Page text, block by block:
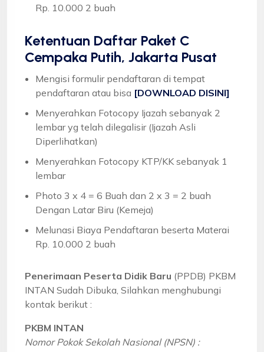
Rp. 10.000 2 buah
Ketentuan Daftar Paket C
Cempaka Putih, Jakarta Pusat
Mengisi formulir pendaftaran di tempat
pendaftaran atau bisa [DOWNLOAD DISINI]
Menyerahkan Fotocopy Ijazah sebanyak 2
lembar yg telah dilegalisir (Ijazah Asli
Diperlihatkan)
Menyerahkan Fotocopy KTP/KK sebanyak 1
lembar
Photo 3 x 4 = 6 Buah dan 2 x 3 = 2 buah
Dengan Latar Biru (Kemeja)
Melunasi Biaya Pendaftaran beserta Materai
Rp. 10.000 2 buah
Penerimaan Peserta Didik Baru (PPDB) PKBM
INTAN Sudah Dibuka, Silahkan menghubungi
kontak berikut :
PKBM INTAN
Nomor Pokok Sekolah Nasional (NPSN) :